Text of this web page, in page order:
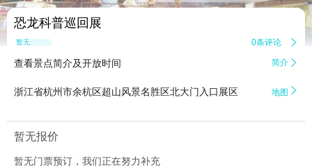
恐龙科普巡回展
暂无点评 0条评论 
查看景点简介及开放时间 简介 
浙江省杭州市余杭区超山风景名胜区北大门入口展区 地图 
暂无报价
暂无门票预订，我们正在努力补充